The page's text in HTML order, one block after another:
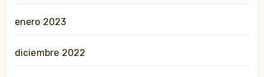
enero 2023
diciembre 2022